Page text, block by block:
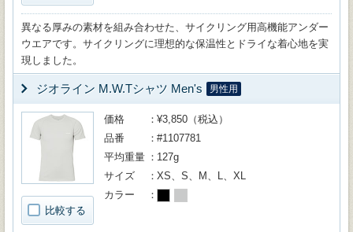
異なる厚みの素材を組み合わせた、サイクリング用高機能アンダー
ウエアです。サイクリングに理想的な保温性とドライな着心地を実
現しました。
ジオライン M.W.Tシャツ Men's 男性用
比較する
価格
¥3,850（税込）
品番
#1107781
平均重量
127g
サイズ
XS、S、M、L、XL
カラー